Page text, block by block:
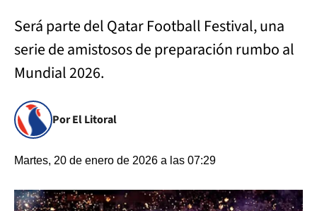
Será parte del Qatar Football Festival, una
serie de amistosos de preparación rumbo al
Mundial 2026.
Por El Litoral
Martes, 20 de enero de 2026 a las 07:29